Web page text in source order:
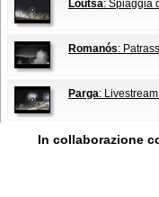
Loútsa: Spiaggia
Romanós:
Parga:
In collaborazione